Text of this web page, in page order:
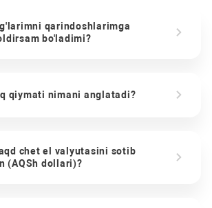
qarindoshlarimga
bo'ladimi?
qiymati nimani anglatadi?
chet el valyutasini sotib
(AQSh dollari)?